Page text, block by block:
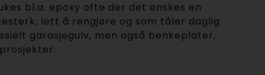
bl.a. epoxy ofte der det ønskes en
lett å rengjøre og som tåler daglig
garasjegulv, men også benkeplater,